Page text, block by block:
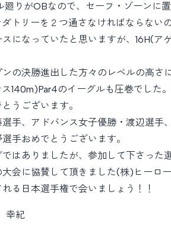
廻りがOBなので、セーフ・ゾーンに
トリーを２つ通さなければならない
になっていたと思いますが、16H(
の決勝進出した方々のレベルの高
140m)Par4のイーグルも圧巻でし
うございます。
手、アドバンス女子優勝・渡辺選
手おめでとうございます。
はありましたが、参加して下さった
会に協賛して頂きました(株)ヒーロ
る日本選手権で会いましょう！！
幸紀